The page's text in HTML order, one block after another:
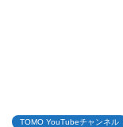
TOMO YouTubeチャンネル